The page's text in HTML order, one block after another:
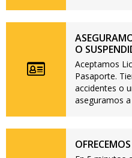
O
Aceptamos
Pasaporte.
accidentes o
aseguramos